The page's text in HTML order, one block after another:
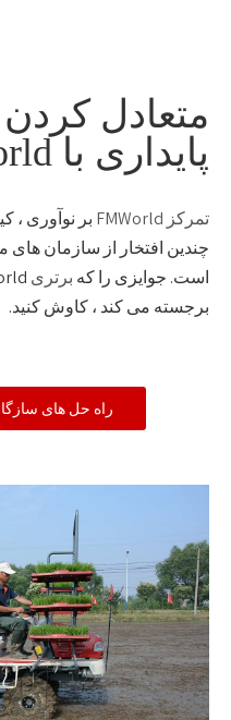
متعادل
پایداری با fmworld
تمرکز FMWorld
بر نوآوری ،
چندین افتخار از سازمان
است. جوایزی را که برتری
برجسته می کند ، کاوش کنید.
راه حل های